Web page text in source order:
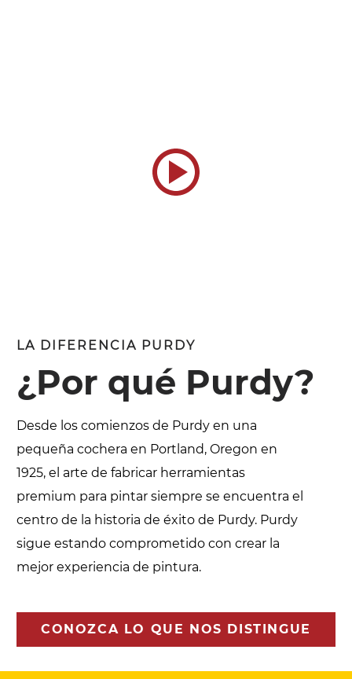
LA DIFERENCIA PURDY
¿Por qué Purdy?
Desde los comienzos de Purdy en una
pequeña cochera en Portland, Oregon en
1925, el arte de fabricar herramientas
premium para pintar siempre se encuentra el
centro de la historia de éxito de Purdy. Purdy
sigue estando comprometido con crear la
mejor experiencia de pintura.
CONOZCA LO QUE NOS DISTINGUE